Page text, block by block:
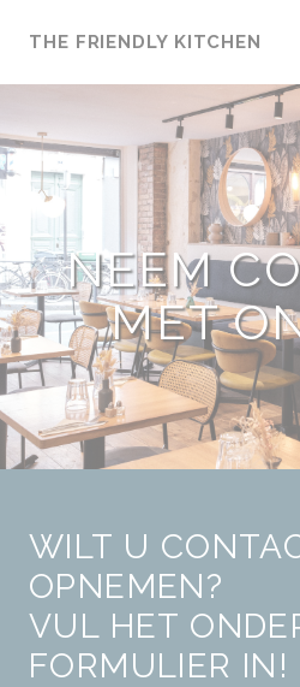
THE FRIENDLY KITCHEN
NEEM
MET
WILT U
OPNEMEN?
VUL HET
FORMULIER IN!